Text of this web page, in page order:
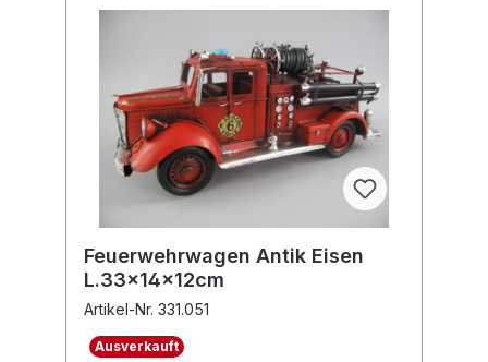
Feuerwehrwagen Antik Eisen
L.33x14x12cm
Artikel-Nr. 331.051
Ausverkauft